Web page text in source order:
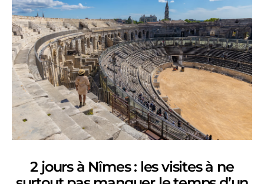
2 jours à Nîmes : les visites à ne